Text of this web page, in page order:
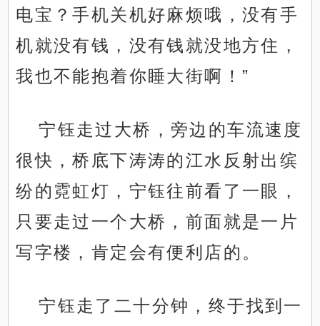
电宝？手机关机好麻烦哦，没有手
机就没有钱，没有钱就没地方住，
我也不能抱着你睡大街啊！”
宁钰走过大桥，旁边的车流速度
很快，桥底下涛涛的江水反射出缤
纷的霓虹灯，宁钰往前看了一眼，
只要走过一个大桥，前面就是一片
写字楼，肯定会有便利店的。
宁钰走了二十分钟，终于找到一